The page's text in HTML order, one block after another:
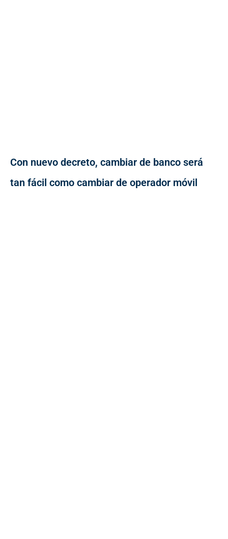
Con nuevo decreto, cambiar de banco será
tan fácil como cambiar de operador móvil